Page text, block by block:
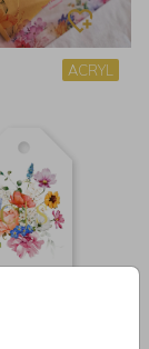
ACRYL